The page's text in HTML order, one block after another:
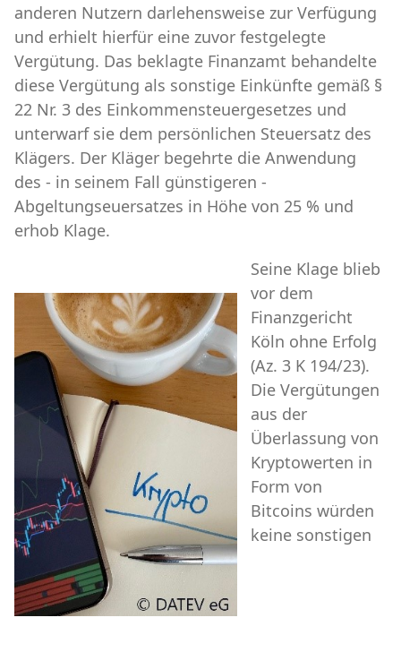
anderen Nutzern darlehensweise zur Verfügung
und erhielt hierfür eine zuvor festgelegte
Vergütung. Das beklagte Finanzamt behandelte
diese Vergütung als sonstige Einkünfte gemäß §
22 Nr. 3 des Einkommensteuergesetzes und
unterwarf sie dem persönlichen Steuersatz des
Klägers. Der Kläger begehrte die Anwendung
des - in seinem Fall günstigeren -
Abgeltungseuersatzes in Höhe von 25 % und
erhob Klage.
Seine Klage blieb
vor dem
Finanzgericht
Köln ohne Erfolg
(Az. 3 K 194/23).
Die Vergütungen
aus der
Überlassung von
Kryptowerten in
Form von
Bitcoins würden
keine sonstigen